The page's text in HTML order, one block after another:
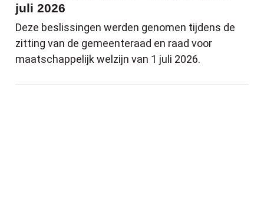
juli 2026
Deze beslissingen werden genomen tijdens de
zitting van de gemeenteraad en raad voor
maatschappelijk welzijn van 1 juli 2026.